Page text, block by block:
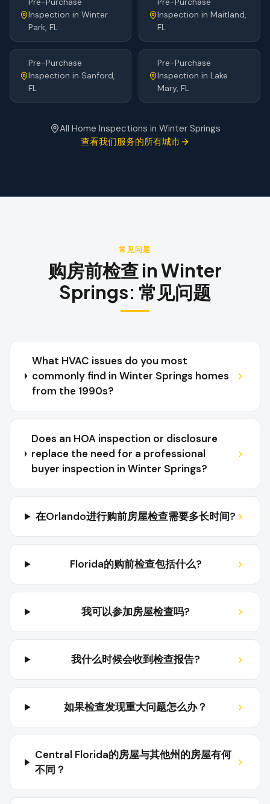
Inspection in Winter
Park, FL
Inspection in Maitland,
FL
Pre-Purchase
Inspection in Sanford,
FL
Pre-Purchase
Inspection in Lake
Mary, FL
All Home Inspections in Winter Springs
查看我们服务的所有城市
常见问题
购房前检查inWinter
Springs: 常见问题
What HVAC issues do you most
commonly find in Winter Springs homes
from the 1990s?
Does an HOA inspection or disclosure
replace the need for a professional
buyer inspection in Winter Springs?
在Orlando进行购前房屋检查需要多长时间?
Florida的购前检查包括什么?
我可以参加房屋检查吗?
我什么时候会收到检查报告?
如果检查发现重大问题怎么办？
Central Florida的房屋与其他州的房屋有何
不同？